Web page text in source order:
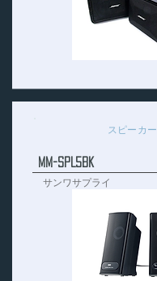
スピーカー
MM-SPL5BK
サンワサプライ